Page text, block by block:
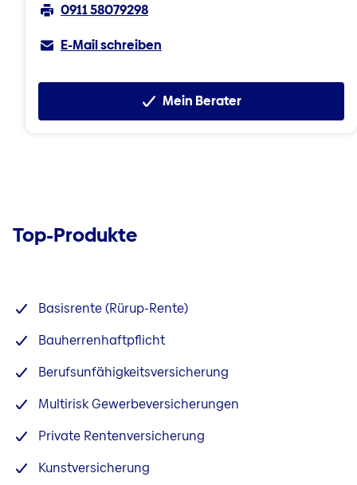
0911 58079298
E-Mail schreiben
Mein Berater
Top-Produkte
Basisrente (Rürup-Rente)
Bauherrenhaftpflicht
Berufsunfähigkeitsversicherung
Multirisk Gewerbeversicherungen
Private Rentenversicherung
Kunstversicherung